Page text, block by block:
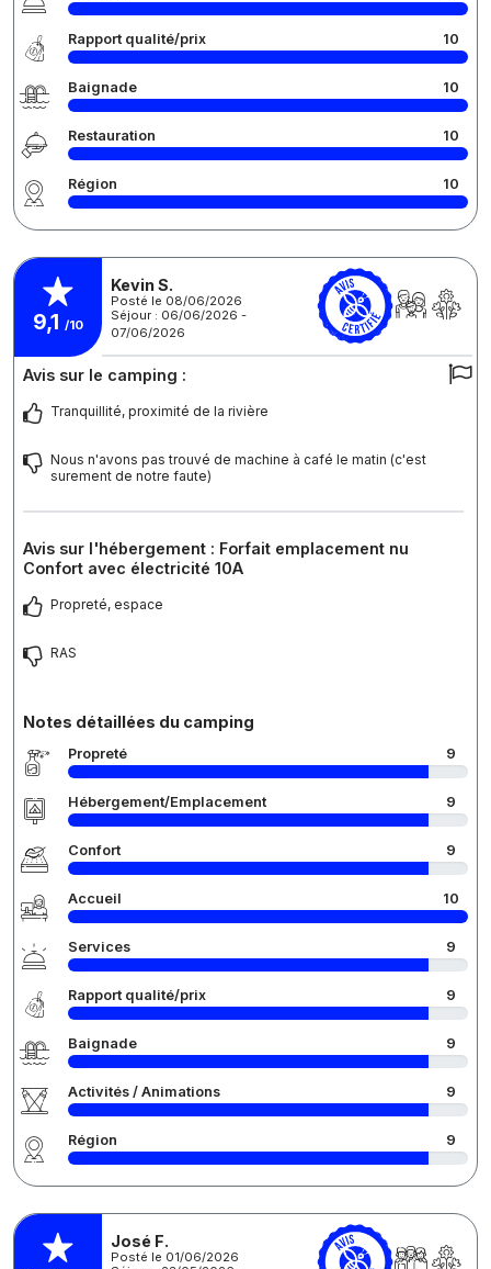
Rapport qualité/prix 10
Baignade 10
Restauration 10
Région 10
9,1 /10
Kevin S.
Posté le 08/06/2026
Séjour : 06/06/2026 -
07/06/2026
Avis sur le camping :
Tranquillité, proximité de la rivière
Nous n'avons pas trouvé de machine à café le matin (c'est
surement de notre faute)
Avis sur l'hébergement : Forfait emplacement nu
Confort avec électricité 10A
Propreté, espace
RAS
Notes détaillées du camping
Propreté 9
Hébergement/Emplacement 9
Confort 9
Accueil 10
Services 9
Rapport qualité/prix 9
Baignade 9
Activités / Animations 9
Région 9
José F.
Posté le 01/06/2026